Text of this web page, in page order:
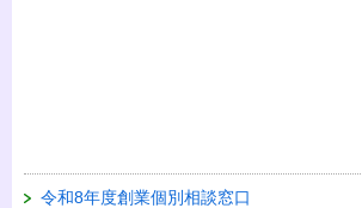
令和8年度創業個別相談窓口